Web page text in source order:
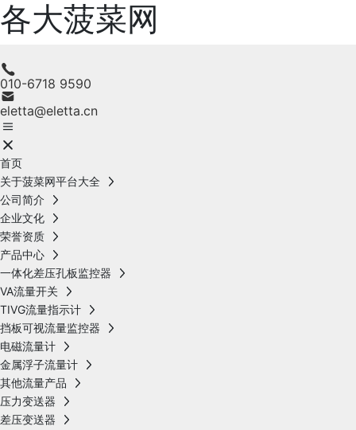
各大菠菜网
010-6718 9590
eletta@eletta.cn
首页
关于菠菜网平台大全
公司简介
企业文化
荣誉资质
产品中心
一体化差压孔板监控器
VA流量开关
TIVG流量指示计
挡板可视流量监控器
电磁流量计
金属浮子流量计
其他流量产品
压力变送器
差压变送器